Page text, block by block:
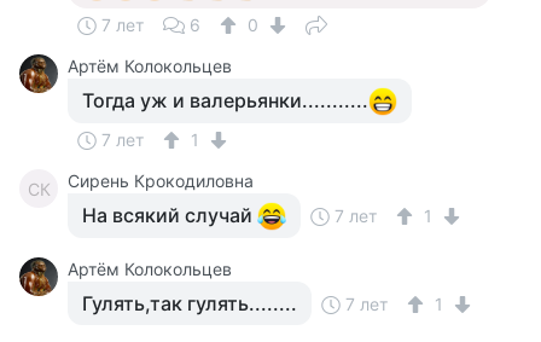
7 лет 6
0
Артём Колокольцев
Тогда уж и валерьянки...........
7 лет 1
СК Сирень Крокодиловна
На всякий случай 7 лет 1
Артём Колокольцев
Гулять,так гулять........ 7 лет 1